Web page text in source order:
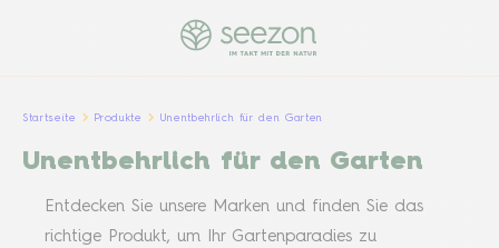
Startseite Produkte Unentbehrlich für den Garten
Unentbehrlich für den Garten
Entdecken Sie unsere Marken und finden Sie das
richtige Produkt, um Ihr Gartenparadies zu